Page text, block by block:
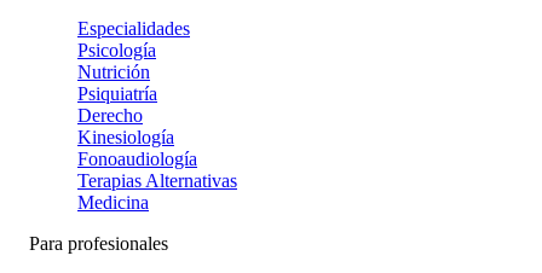
Especialidades
Psicología
Nutrición
Psiquiatría
Derecho
Kinesiología
Fonoaudiología
Terapias Alternativas
Medicina
Para profesionales